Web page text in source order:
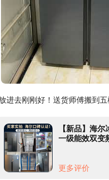
进去刚刚好！送货师傅搬到
【新品】海
一级能效双变
除菌净味
更多评价